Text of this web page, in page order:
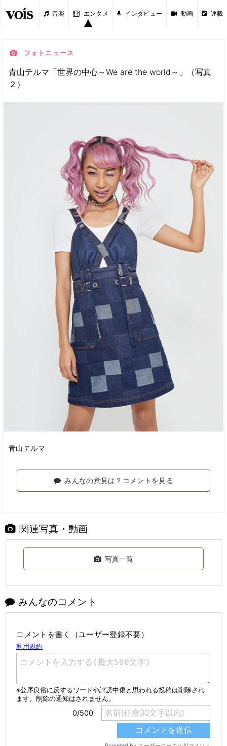
音楽 エンタメ インタビュー 動画 連載
フォトニュース
青山テルマ「世界の中心～We are the world～」（写真
２）
青山テルマ
みんなの意見は？コメントを見る
関連写真・動画
写真一覧
みんなのコメント
コメントを書く（ユーザー登録不要）